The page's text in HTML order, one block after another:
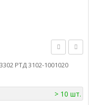
РТД 3102-1001020
> 10 шт.